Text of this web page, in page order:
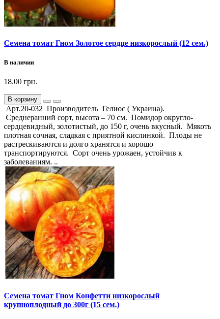
Семена томат Гном Золотое сердце низкорослый (12 сем.)
В наличии
18.00 грн.
В корзину
Арт.20-032 Производитель Гелиос ( Украина).
Среднеранний сорт, высота – 70 см. Помидор округло-
сердцевидный, золотистый, до 150 г, очень вкусный. Мякоть
плотная сочная, сладкая с приятной кислинкой. Плоды не
растрескиваются и долго хранятся и хорошо
транспортируются. Сорт очень урожаен, устойчив к
заболеваниям. ..
Семена томат Гном Конфетти низкорослый
крупноплодный до 300г (15 сем.)